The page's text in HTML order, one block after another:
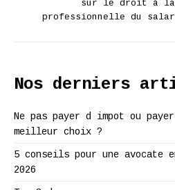
sur le droit à la
professionnelle du
Nos derniers
Ne pas payer d impot ou
meilleur choix ?
5 conseils pour une avocate
2026